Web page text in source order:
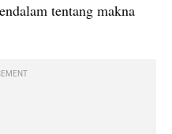
tentang makna